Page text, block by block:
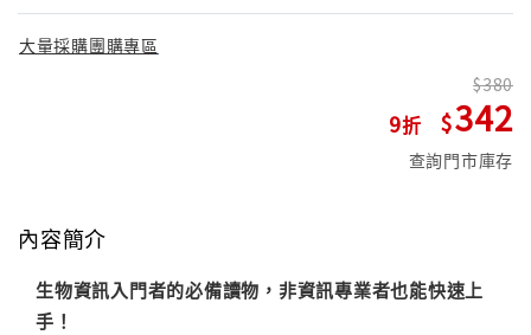
大量採購團購專區
9
380
342
查詢門市庫存
內容簡介
生物資訊入門者的必備讀物，非資訊專業者也能快速上
手！